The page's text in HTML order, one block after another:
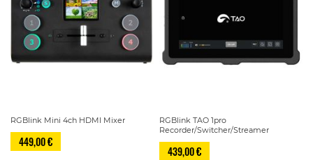
RGBlink Mini 4ch HDMI Mixer
449,00 €
RGBlink TAO 1pro
Recorder/Switcher/Streamer
439,00 €